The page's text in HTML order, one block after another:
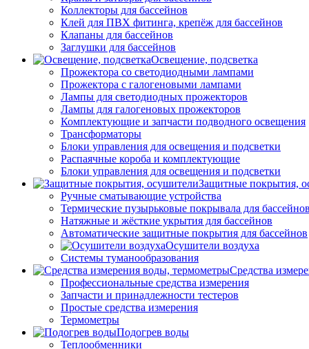
Коллекторы для бассейнов
Клей для ПВХ фитинга, крепёж для бассейнов
Клапаны для бассейнов
Заглушки для бассейнов
Освещение, подсветка
Прожектора со светодиодными лампами
Прожектора с галогеновыми лампами
Лампы для светодиодных прожекторов
Лампы для галогеновых прожекторов
Комплектующие и запчасти подводного освещения
Трансформаторы
Блоки управления для освещения и подсветки
Распаячные короба и комплектующие
Блоки управления для освещения и подсветки
Защитные покрытия,
Ручные сматывающие устройства
Термические пузырьковые покрывала для бассейнов
Натяжные и жёсткие укрытия для бассейнов
Автоматические защитные покрытия для бассейнов
Осушители воздуха
Системы туманообразования
Средства
Профессиональные средства измерения
Запчасти и принадлежности тестеров
Простые средства измерения
Термометры
Подогрев воды
Теплообменники